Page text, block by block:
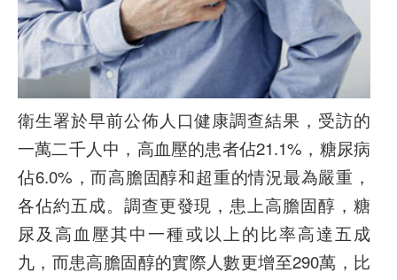
衛生署於早前公佈人口健康調查結果，受訪的
一萬二千人中，高血壓的患者佔21.1%，糖尿病
佔6.0%，而高膽固醇和超重的情況最為嚴重，
各佔約五成。調查更發現，患上高膽固醇，糖
尿及高血壓其中一種或以上的比率高達五成
九，而患高膽固醇的實際人數更增至290萬，比